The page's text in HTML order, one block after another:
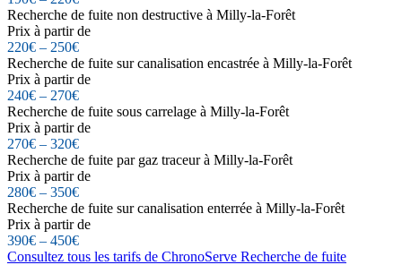
Recherche de fuite non destructive à Milly-la-Forêt
Prix à partir de
220€ – 250€
Recherche de fuite sur canalisation encastrée à Milly-la-Forêt
Prix à partir de
240€ – 270€
Recherche de fuite sous carrelage à Milly-la-Forêt
Prix à partir de
270€ – 320€
Recherche de fuite par gaz traceur à Milly-la-Forêt
Prix à partir de
280€ – 350€
Recherche de fuite sur canalisation enterrée à Milly-la-Forêt
Prix à partir de
390€ – 450€
Consultez tous les tarifs de ChronoServe Recherche de fuite